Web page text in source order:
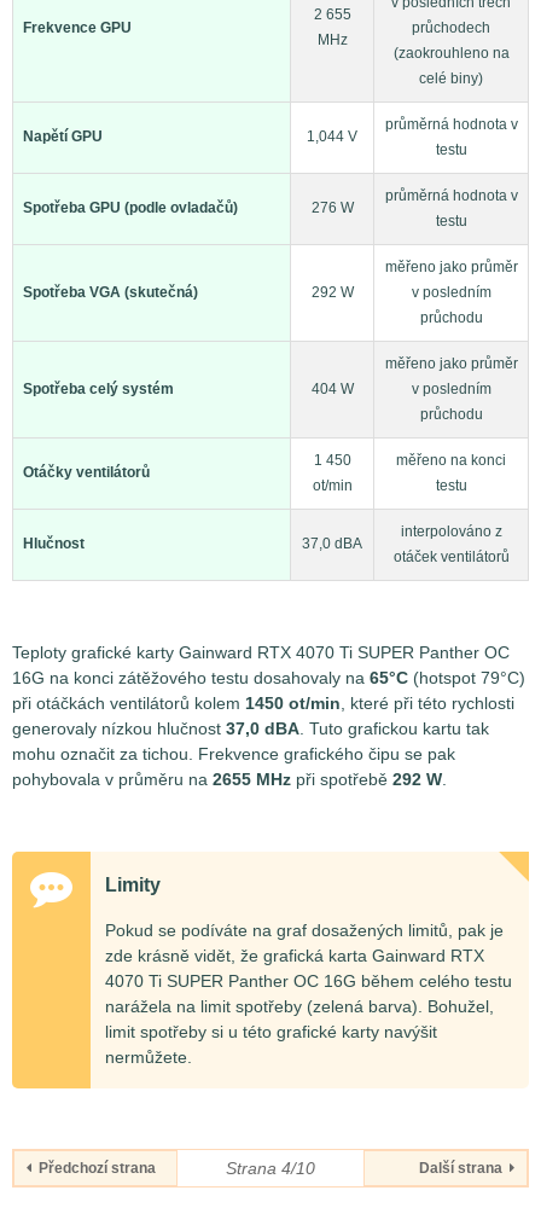
Frekvence GPU
2 655
MHz
průchodech
(zaokrouhleno na
celé biny)
Napětí GPU 1,044 V
průměrná hodnota v
testu
Spotřeba GPU (podle ovladačů) 276 W
průměrná hodnota v
testu
Spotřeba VGA (skutečná) 292 W
měřeno jako průměr
v posledním
průchodu
Spotřeba celý systém 404 W
měřeno jako průměr
v posledním
průchodu
Otáčky ventilátorů
1 450
ot/min
měřeno na konci
testu
Hlučnost 37,0 dBA
interpolováno z
otáček ventilátorů
Teploty grafické karty Gainward RTX 4070 Ti SUPER Panther OC
16G na konci zátěžového testu dosahovaly na 65°C (hotspot 79°C)
při otáčkách ventilátorů kolem 1450 ot/min , které při této rychlosti
generovaly nízkou hlučnost 37,0 dBA . Tuto grafickou kartu tak
mohu označit za tichou. Frekvence grafického čipu se pak
pohybovala v průměru na 2655 MHz při spotřebě 292 W
Limity
Pokud se podíváte na graf dosažených limitů, pak je
zde krásně vidět, že grafická karta Gainward RTX
4070 Ti SUPER Panther OC 16G během celého testu
narážela na limit spotřeby (zelená barva). Bohužel,
limit spotřeby si u této grafické karty navýšit
nermůžete.
Předchozí strana Strana 4/10 Další strana